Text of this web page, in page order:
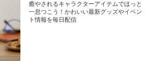
癒やされるキャラクターアイテムでほっと
一息つこう！かわいい最新グッズやイベン
ト情報を毎日配信